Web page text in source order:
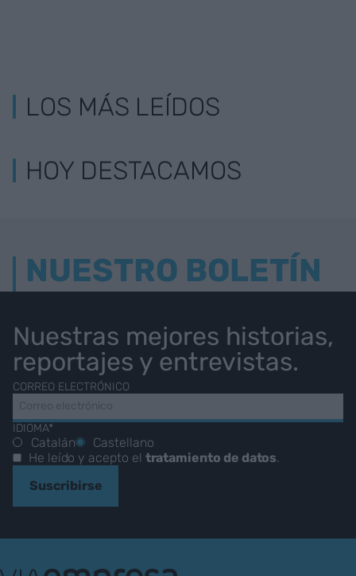
LOS MÁS LEÍDOS
HOY DESTACAMOS
NUESTRO BOLETÍN
Nuestras mejores historias,
reportajes y entrevistas.
CORREO ELECTRÓNICO
IDIOMA*
Catalán
Castellano
He leído y acepto el tratamiento de datos.
Suscribirse